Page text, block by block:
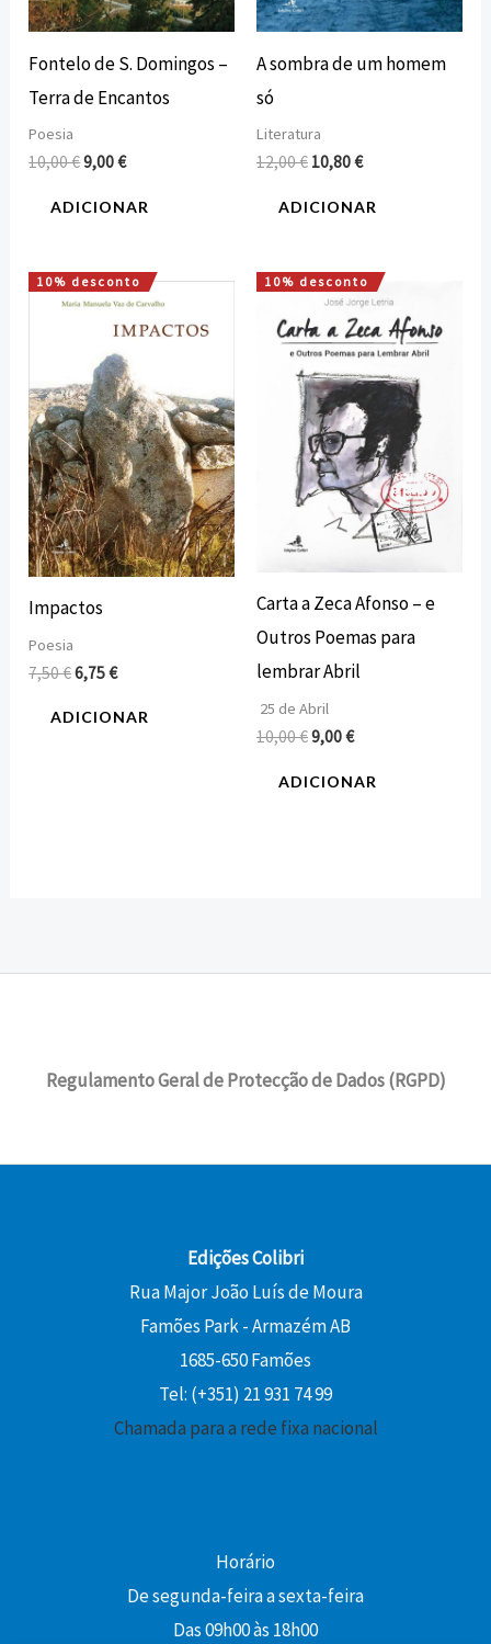
Fontelo de S. Domingos –
Terra de Encantos
Poesia
10,00€9,00€
ADICIONAR
A sombra de um homem
só
Literatura
12,00€ 10,80€
ADICIONAR
10% desconto
Impactos
Poesia
7,50€
O
preço
original
7,50 €.
6,75€
O
preço
atual
é:
6,75 €.
ADICIONAR
10% desconto
Carta a Zeca Afonso – e
Outros Poemas para
lembrar Abril
25 de Abril
10,00€
O
preço
original
era:
10,00 €.
9,00€
O
preço
atual
é:
9,00 €.
ADICIONAR
Regulamento Geral de Protecção de Dados (RGPD)
Edições Colibri
Rua Major João Luís de Moura
Famões Park - Armazém AB
1685-650 Famões
Tel: (+351) 21 931 74 99
Chamada para a rede fixa nacional
Horário
De segunda-feira a sexta-feira
Das 09h00 às 18h00